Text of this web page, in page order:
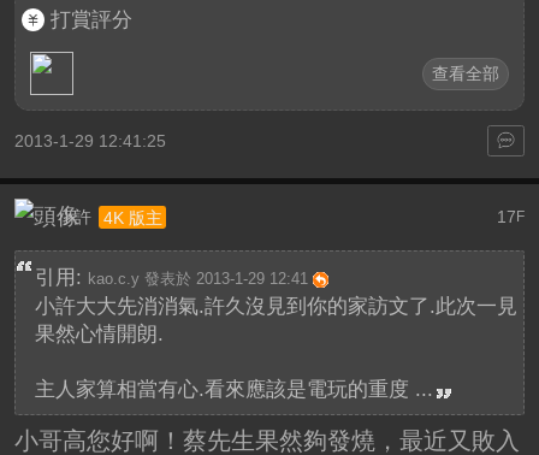
打賞評分
查看全部
2013-1-29 12:41:25
17 F
小許 4K 版主
引用: kao.c.y 發表於 2013-1-29 12:41
小許大大先消消氣.許久沒見到你的家訪文了.此次一見
果然心情開朗.
主人家算相當有心.看來應該是電玩的重度 ...
小哥高您好啊！蔡先生果然夠發燒，最近又敗入